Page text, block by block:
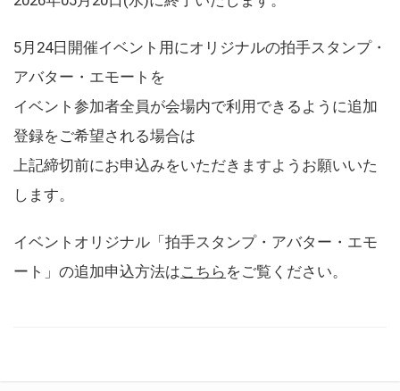
5月24日開催イベント用にオリジナルの拍手スタンプ・
アバター・エモートを
イベント参加者全員が会場内で利用できるように追加
登録をご希望される場合は
上記締切前にお申込みをいただきますようお願いいた
します。
イベントオリジナル「拍手スタンプ・アバター・エモ
ート」の追加申込方法はこちら をご覧ください。